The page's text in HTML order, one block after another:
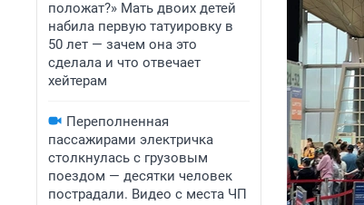
положат?» Мать двоих детей
набила первую татуировку в
50 лет — зачем она это
сделала и что отвечает
хейтерам
Переполненная
пассажирами электричка
столкнулась с грузовым
поездом — десятки человек
пострадали. Видео с места ЧП